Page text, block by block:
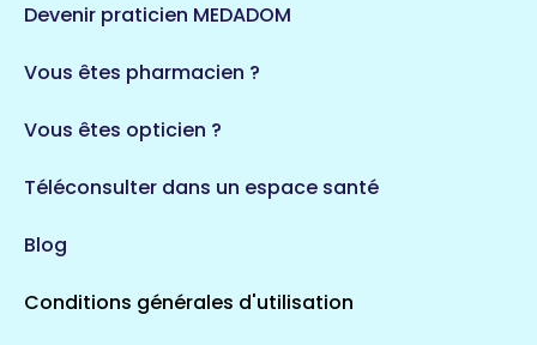
Devenir praticien MEDADOM
Vous êtes pharmacien ?
Vous êtes opticien ?
Téléconsulter dans un espace santé
Blog
Conditions générales d'utilisation